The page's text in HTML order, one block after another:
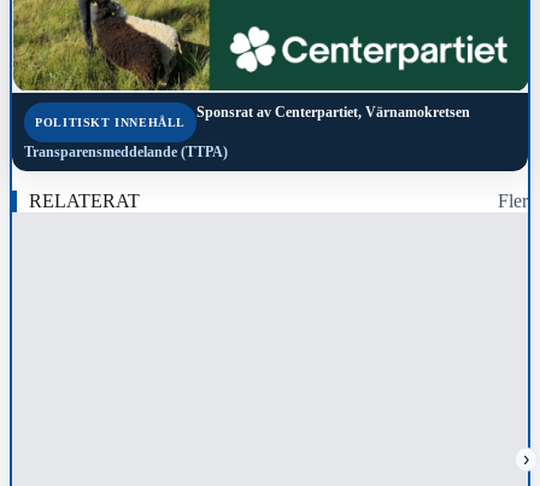
POLITISKT INNEHÅLL
Sponsrat av Centerpartiet, Värnamokretsen
Transparensmeddelande (TTPA)
RELATERAT Fler
›